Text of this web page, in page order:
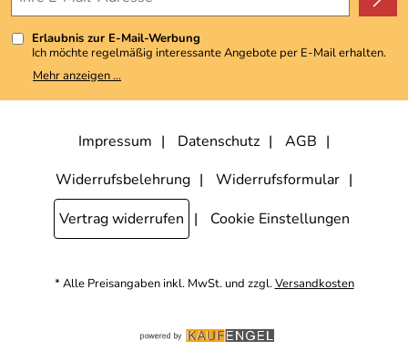
Erlaubnis zur E-Mail-Werbung
Ich möchte regelmäßig interessante Angebote per E-Mail erhalten.
Meine E-Mail-Adresse wird nicht an andere Unternehmen
weitergegeben. Zu statistischen Zwecken wird in anonymer Form
kann ich jederzeit mit Wirkung für die Zukunft widerrufen, indem ich
den Link "Abmelden" am Ende des Newsletters anklicke. Die
Mehr anzeigen ...
Impressum Datenschutz
AGB
Widerrufsbelehrung
Widerrufsformular
Vertrag widerrufen
Cookie Einstellungen
* Alle Preisangaben inkl. MwSt. und zzgl.Versandkosten